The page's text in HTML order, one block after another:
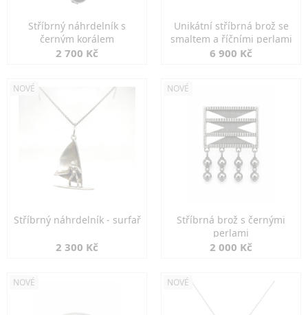
Stříbrný náhrdelník s
černým korálem
2 700 Kč
Unikátní stříbrná brož se
smaltem a říčními perlami
6 900 Kč
NOVÉ
Stříbrný náhrdelník - surfař
2 300 Kč
NOVÉ
Stříbrná brož s černými
perlami
2 000 Kč
NOVÉ NOVÉ